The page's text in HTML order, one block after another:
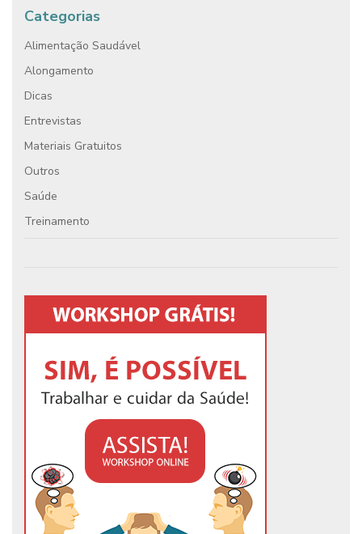
Categorias
Alimentação Saudável
Alongamento
Dicas
Entrevistas
Materiais Gratuitos
Outros
Saúde
Treinamento